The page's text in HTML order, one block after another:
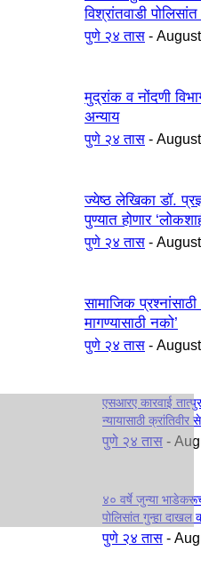
विश्रांतवाडी
पुणे २४ तास -
मुद्रांक व नोंदणी
अन्याय
पुणे २४ तास -
ज्येष्ठ लेखिका डॉ.
पुण्यात होणार
पुणे २४ तास -
सामाजिक
मागण्यासाठी नको’
पुणे २४ तास -
एसआरए कारवाई
न्यायासाठी क्रांतिवीर
पुणे २४ तास -
४० वर्षे जुन्या
पोलिसांत गुन्हा दाखल
पुणे २४ तास -